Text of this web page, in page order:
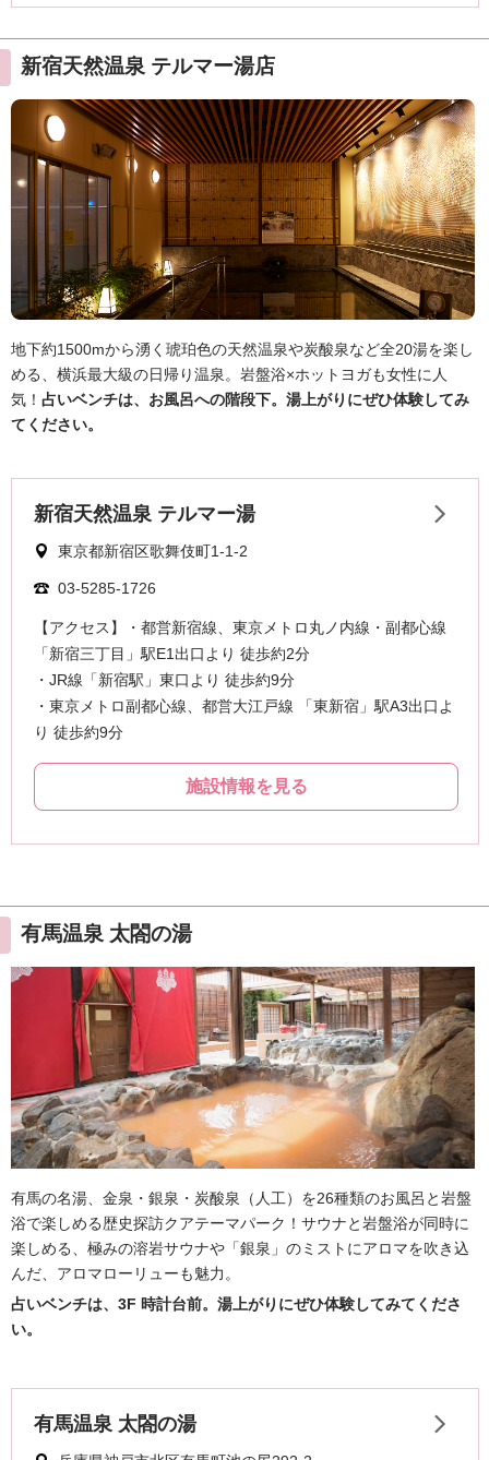
新宿天然温泉 テルマー湯店
地下約1500mから湧く琥珀色の天然温泉や炭酸泉など全20湯を楽し
める、横浜最大級の日帰り温泉。岩盤浴×ホットヨガも女性に人
気！ 占いベンチは、お風呂への階段下。湯上がりにぜひ体験してみ
てください。
有馬温泉 太閤の湯
有馬の名湯、金泉・銀泉・炭酸泉（人工）を26種類のお風呂と岩盤
浴で楽しめる歴史探訪クアテーマパーク！ サウナと岩盤浴が同時に
楽しめる、 極みの溶岩サウナや 「銀泉」のミストにアロマを吹き込
んだ、アロマローリューも魅力。
占いベンチは、 3F 時計台前。湯上がりにぜひ体験してみてくださ
い。